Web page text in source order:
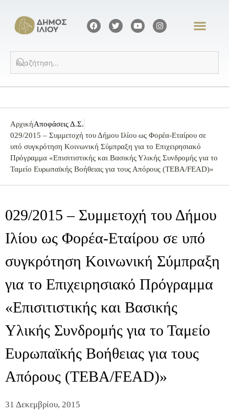
ΑρχικήΑποφάσεις Δ.Σ.
029/2015 – Συμμετοχή του Δήμου Ιλίου ως Φορέα-Εταίρου σε
υπό συγκρότηση Κοινωνική Σύμπραξη για το Επιχειρησιακό
Πρόγραμμα «Επισιτιστικής και Βασικής Υλικής Συνδρομής για το
Ταμείο Ευρωπαϊκής Βοήθειας για τους Απόρους (TEBA/FEAD)»
029/2015 – Συμμετοχή του Δήμου
Ιλίου ως Φορέα-Εταίρου σε υπό
συγκρότηση Κοινωνική Σύμπραξη
για το Επιχειρησιακό Πρόγραμμα
«Επισιτιστικής και Βασικής
Υλικής Συνδρομής για το Ταμείο
Ευρωπαϊκής Βοήθειας για τους
Απόρους (TEBA/FEAD)»
31 Δεκεμβρίου, 2015